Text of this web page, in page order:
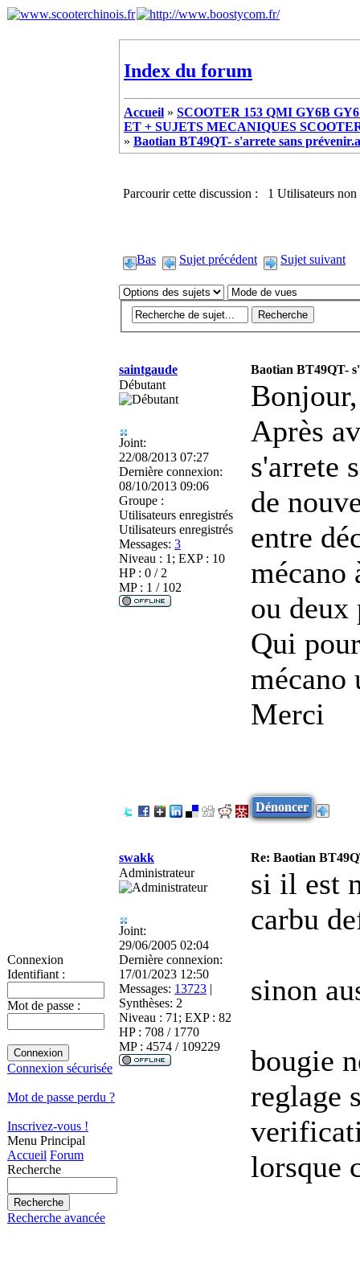
Connexion
Identifiant :
Mot de passe :
Connexion sécurisée
Mot de passe perdu ?
Inscrivez-vous !
Menu Principal
Accueil Forum
Recherche
Recherche avancée
Index du forum
Accueil » SCOOTER 153 QMI GY6B
ET + SUJETS MECANIQUES
» Baotian BT49QT- s'arrete sans
Parcourir cette discussion : 1 Utilisateurs non
Bas Sujet précédent Sujet suivant
saintgaude
Baotian BT49QT-
Débutant
Joint:
22/08/2013 07:27
Dernière connexion:
08/10/2013 09:06
Groupe :
Utilisateurs enregistrés
Utilisateurs enregistrés
Messages: 3
Niveau : 1; EXP : 10
HP : 0 / 2
MP : 1 / 102
Bonjour,
Après
s'arrete
de
entre
mécano
ou deux
Qui
mécano
Merci
Dénoncer
swakk
Re: Baotian
Administrateur
Joint:
29/06/2005 02:04
Dernière connexion:
17/01/2023 12:50
Messages: 13723 |
Synthèses: 2
Niveau : 71; EXP : 82
HP : 708 / 1770
MP : 4574 / 109229
si il est
carbu
sinon
bougie
reglage
lorsque